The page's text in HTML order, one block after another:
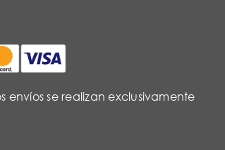
envíos se realizan exclusivamente